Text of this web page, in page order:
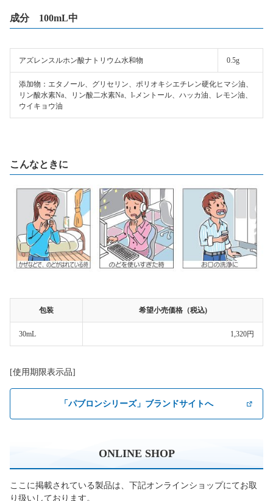
成分 100mL中
アズレンスルホン酸ナトリウム水和物 0.5g
添加物：エタノール、グリセリン、ポリオキシエチレン硬化ヒマシ油、
リン酸水素Na、リン酸二水素Na、l-メントール、ハッカ油、レモン油、
ウイキョウ油
こんなときに
包装 希望小売価格（税込)
30mL 1,320円
[使用期限表示品]
「パブロンシリーズ」ブランドサイトへ
ONLINE SHOP
ここに掲載されている製品は、下記オンラインショップにてお取
り扱いしております。